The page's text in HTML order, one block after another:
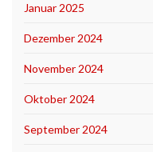
Januar 2025
Dezember 2024
November 2024
Oktober 2024
September 2024